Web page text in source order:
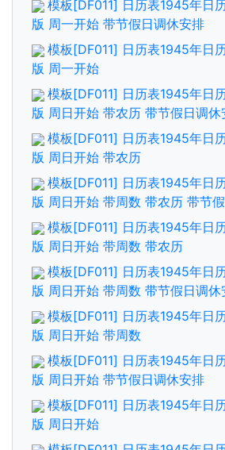
模板[DF011] 日历表1945年日
版 周一开始 带节假日调休安排
模板[DF011] 日历表1945年日
版 周一开始
模板[DF011] 日历表1945年日
版 周日开始 带农历 带节假日调休
模板[DF011] 日历表1945年日
版 周日开始 带农历
模板[DF011] 日历表1945年日
版 周日开始 带周数 带农历 带节
模板[DF011] 日历表1945年日
版 周日开始 带周数 带农历
模板[DF011] 日历表1945年日
版 周日开始 带周数 带节假日调休
模板[DF011] 日历表1945年日
版 周日开始 带周数
模板[DF011] 日历表1945年日
版 周日开始 带节假日调休安排
模板[DF011] 日历表1945年日
版 周日开始